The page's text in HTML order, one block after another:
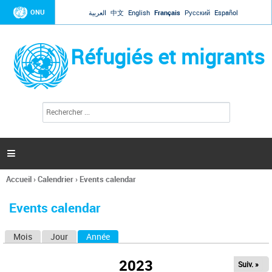
Jump to navigation
ONU العربية 中文 English Français Русский Español
Réfugiés et migrants
l
c
h
e

Vous
ici
Accueil›Calendrier› Events calendar
Events calendar
Mois Jour Année
2023 Suiv. »